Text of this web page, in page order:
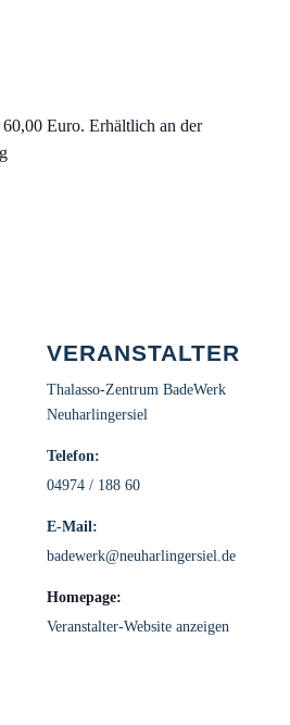
Euro. Erhältlich an der
VERANSTALTER
Thalasso-Zentrum BadeWerk
Neuharlingersiel
Telefon:
04974 / 188 60
E-Mail:
badewerk@neuharlingersiel.de
Homepage:
Veranstalter-Website anzeigen